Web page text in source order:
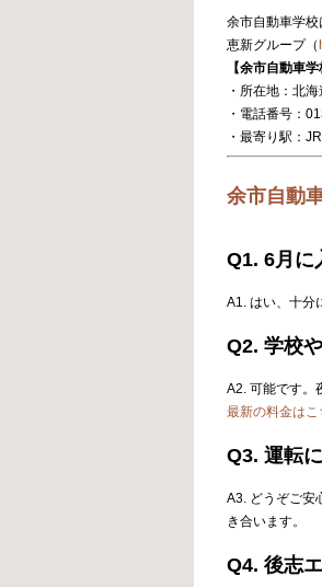
余市自動車学校
恵新グループ（
【余市自動車学
・所在地：北
・電話番号：
・最寄り駅：
余市自動
Q1. 6月に
A1. はい、十分
Q2. 学校
A2. 可能です。
最新の料金はこ
Q3. 運転
A3. どうぞご安
き合います。
Q4. 後志